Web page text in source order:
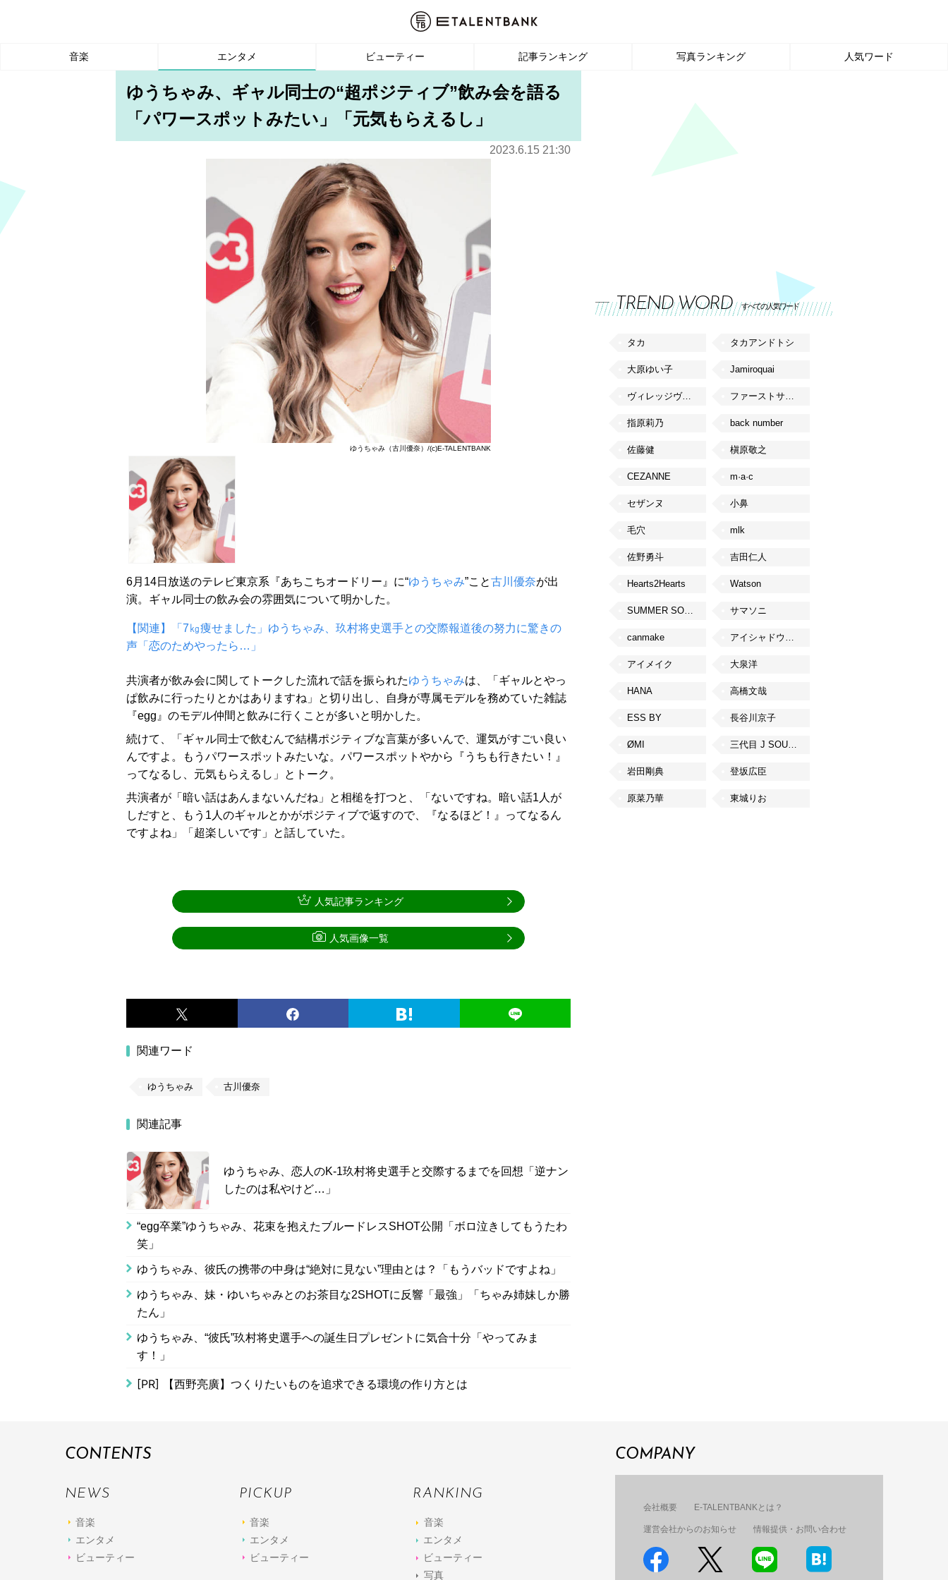
音楽 エンタメ ビューティー 記事ランキング 写真ランキング 人気ワード
ゆうちゃみ、ギャル同士の“超ポジティブ”飲み会を語る
「パワースポットみたい」「元気もらえるし」
2023.6.15 21:30
ゆうちゃみ（古川優奈）/(c)E-TALENTBANK
6月14日放送のテレビ東京系『あちこちオードリー』に“ゆうちゃみ”こと古川優奈が出
演。ギャル同士の飲み会の雰囲気について明かした。
【関連】「7㎏痩せました」ゆうちゃみ、玖村将史選手との交際報道後の努力に驚きの
声「恋のためやったら…」
共演者が飲み会に関してトークした流れで話を振られたゆうちゃみは、「ギャルとやっ
ぱ飲みに行ったりとかはありますね」と切り出し、自身が専属モデルを務めていた雑誌
『egg』のモデル仲間と飲みに行くことが多いと明かした。
続けて、「ギャル同士で飲むんで結構ポジティブな言葉が多いんで、運気がすごい良い
んですよ。もうパワースポットみたいな。パワースポットやから『うちも行きたい！』
ってなるし、元気もらえるし」とトーク。
共演者が「暗い話はあんまないんだね」と相槌を打つと、「ないですね。暗い話1人が
しだすと、もう1人のギャルとかがポジティブで返すので、『なるほど！』ってなるん
ですよね」「超楽しいです」と話していた。
関連ワード
ゆうちゃみ 古川優奈
関連記事
ゆうちゃみ、恋人のK-1玖村将史選手と交際するまでを回想「逆ナン
したのは私やけど…」
“egg卒業”ゆうちゃみ、花束を抱えたブルードレスSHOT公開「ボロ泣きしてもうたわ
笑」
ゆうちゃみ、彼氏の携帯の中身は“絶対に見ない”理由とは？「もうバッドですよね」
ゆうちゃみ、妹・ゆいちゃみとのお茶目な2SHOTに反響「最強」「ちゃみ姉妹しか勝
たん」
ゆうちゃみ、“彼氏”玖村将史選手への誕生日プレゼントに気合十分「やってみま
す！」
[PR] 【西野亮廣】つくりたいものを追求できる環境の作り方とは
人気記事ランキング
人気画像一覧
TREND WORD すべての人気ワード
タカ タカアンドトシ
大原ゆい子 Jamiroquai
ヴィレッジヴァンガード ファーストサマーウイカ
指原莉乃 back number
佐藤健 槇原敬之
CEZANNE m·a·c
セザンヌ 小鼻
毛穴 mlk
佐野勇斗 吉田仁人
Hearts2Hearts Watson
SUMMER SONIC サマソニ
canmake アイシャドウベース
アイメイク 大泉洋
HANA 高橋文哉
ESS BY 長谷川京子
ØMI 三代目 J SOUL BROTHERS from EXILE TRIBE
岩田剛典 登坂広臣
原菜乃華 東城りお
CONTENTS
NEWS
音楽
エンタメ
ビューティー
PICKUP
音楽
エンタメ
ビューティー
RANKING
音楽
エンタメ
ビューティー
写真
COMPANY
会社概要 E-TALENTBANKとは？
運営会社からのお知らせ 情報提供・お問い合わせ